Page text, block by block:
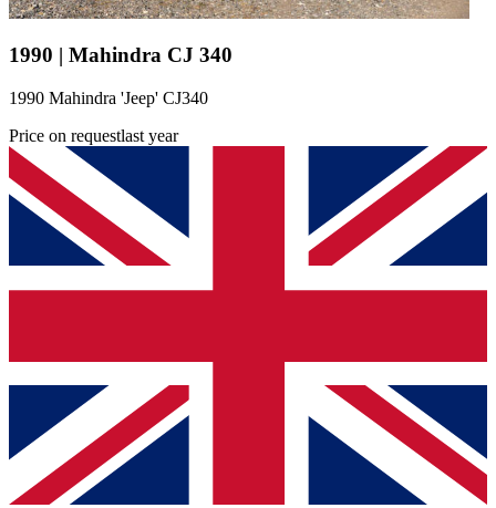
1990 | Mahindra CJ 340
1990 Mahindra 'Jeep' CJ340
Price on requestlast year